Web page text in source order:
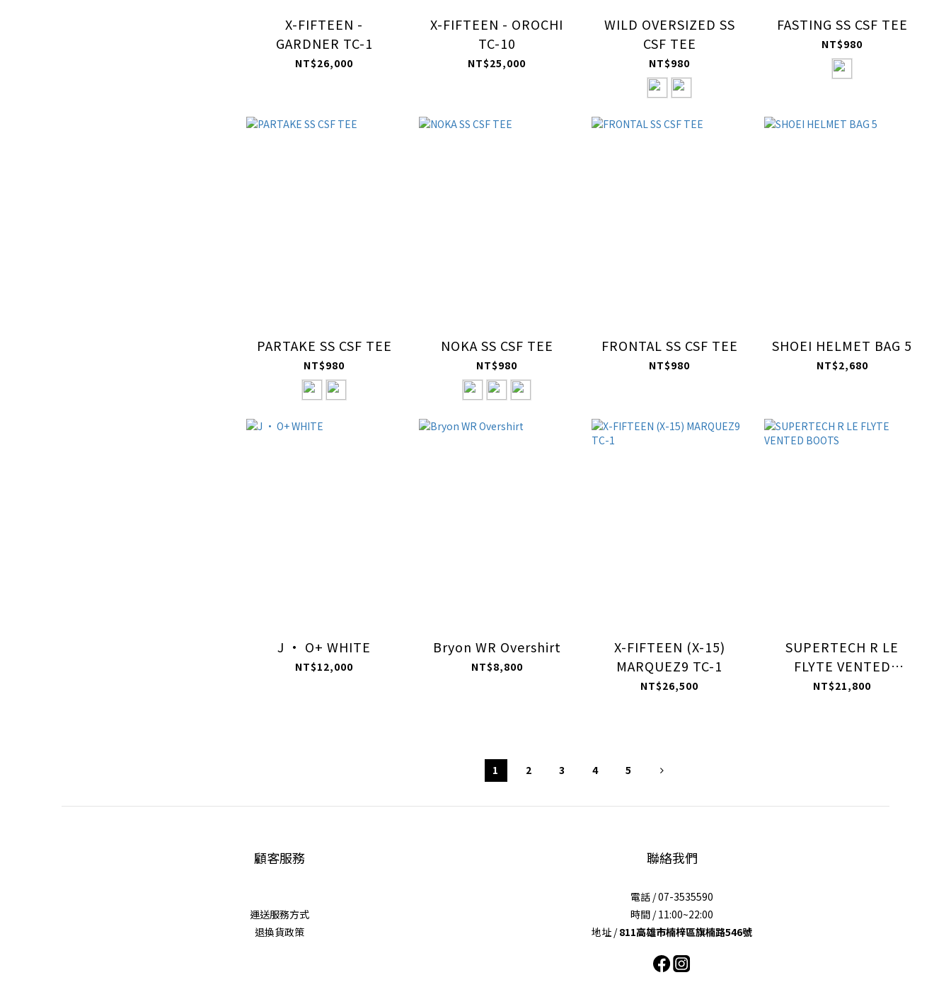
X-FIFTEEN -
GARDNER TC-1
NT$26,000
X-FIFTEEN - OROCHI
TC-10
NT$25,000
WILD OVERSIZED SS
CSF TEE
NT$980
FASTING SS CSF TEE
NT$980
PARTAKE SS CSF TEE
NT$980
NOKA SS CSF TEE
NT$980
FRONTAL SS CSF TEE
NT$980
SHOEI HELMET BAG 5
NT$2,680
J · O+ WHITE
NT$12,000
Bryon WR Overshirt
NT$8,800
X-FIFTEEN (X-15)
MARQUEZ9 TC-1
NT$26,500
SUPERTECH R LE
FLYTE VENTED
BOOTS
NT$21,800
1 2 3 4 5
顧客服務
運送服務方式
退換貨政策
聯絡我們
電話 / 07-3535590
時間 / 11:00~22:00
地址 /811高雄市楠梓區旗楠路546號